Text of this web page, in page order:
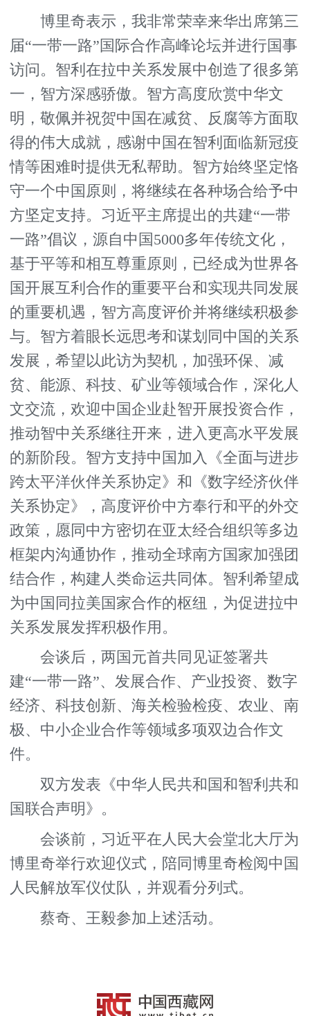
博里奇表示，我非常荣幸来华出席第三
届“一带一路”国际合作高峰论坛并进行国事
访问。智利在拉中关系发展中创造了很多第
一，智方深感骄傲。智方高度欣赏中华文
明，敬佩并祝贺中国在减贫、反腐等方面取
得的伟大成就，感谢中国在智利面临新冠疫
情等困难时提供无私帮助。智方始终坚定恪
守一个中国原则，将继续在各种场合给予中
方坚定支持。习近平主席提出的共建“一带
一路”倡议，源自中国5000多年传统文化，
基于平等和相互尊重原则，已经成为世界各
国开展互利合作的重要平台和实现共同发展
的重要机遇，智方高度评价并将继续积极参
与。智方着眼长远思考和谋划同中国的关系
发展，希望以此访为契机，加强环保、减
贫、能源、科技、矿业等领域合作，深化人
文交流，欢迎中国企业赴智开展投资合作，
推动智中关系继往开来，进入更高水平发展
的新阶段。智方支持中国加入《全面与进步
跨太平洋伙伴关系协定》和《数字经济伙伴
关系协定》，高度评价中方奉行和平的外交
政策，愿同中方密切在亚太经合组织等多边
框架内沟通协作，推动全球南方国家加强团
结合作，构建人类命运共同体。智利希望成
为中国同拉美国家合作的枢纽，为促进拉中
关系发展发挥积极作用。
会谈后，两国元首共同见证签署共
建“一带一路”、发展合作、产业投资、数字
经济、科技创新、海关检验检疫、农业、南
极、中小企业合作等领域多项双边合作文
件。
双方发表《中华人民共和国和智利共和
国联合声明》。
会谈前，习近平在人民大会堂北大厅为
博里奇举行欢迎仪式，陪同博里奇检阅中国
人民解放军仪仗队，并观看分列式。
蔡奇、王毅参加上述活动。